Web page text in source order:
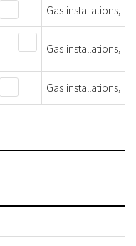
Gas installations,
Gas installations,
Gas installations,